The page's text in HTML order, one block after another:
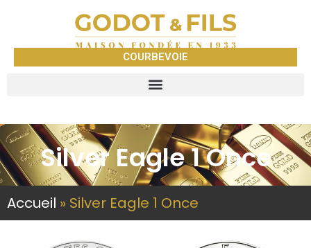
COURBEVOIE
Silver Eagle 1 Once
Accueil » Silver Eagle 1 Once